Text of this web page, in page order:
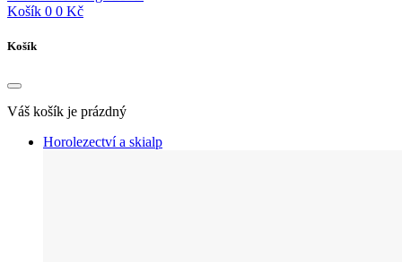
Košík 0 0 Kč
Košík
Váš košík je prázdný
Horolezectví a skialp